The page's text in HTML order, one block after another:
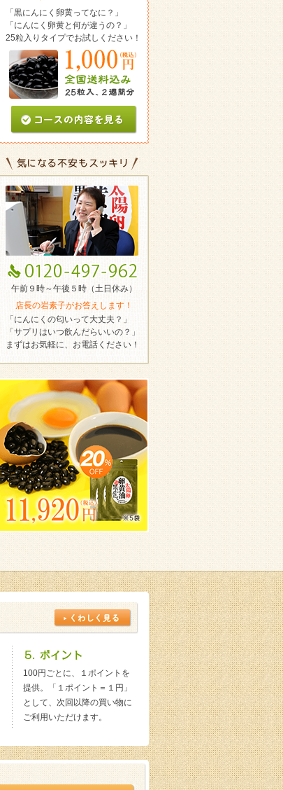
「黒にんにく卵黄ってなに？」
「にんにく卵黄と何が違うの？」
25粒入りタイプでお試しください！
午前９時～午後５時（土日休み）
店長の岩素子がお答えします！
「にんにくの匂いって大丈夫？」
「サプリはいつ飲んだらいいの？」
まずはお気軽に、お電話ください！
100円ごとに、１ポイントを
提供。「１ポイント＝１円」
として、次回以降の買い物に
ご利用いただけます。